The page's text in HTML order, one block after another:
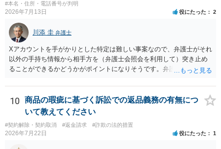
#本名・住所・電話番号が判明
2026年7月13日 役にたった 2
川添 圭 弁護士
Xアカウントを手がかりとした特定は難しい事案なので、弁護士がそれ
以外の手持ち情報から相手方を（弁護士会照会を利用して）突き止め
ることができるかどうかがポイントになりそうです。弁護士による調
せることになるでしょう。見通しについては、実際の資料等を弁護士
に検討してもらう必要があると思います。弁護士費用は自由化されて
いますので個別に確認いただく必要がありますが、そもそも回収でき
るかどうかが問題になり得る事案であり、被害額の規模からみると、
仮に回収できたとしても弁護士費用を差し引いた実質回収分はかなり
少なくなる可能性もあるように思います。
10
商品の瑕疵に基づく訴訟での返品義務の有無につ
いて教えてください
#契約解除・契約取消 #返金請求 #詐欺の法的措置
2026年7月22日 役にたった 1